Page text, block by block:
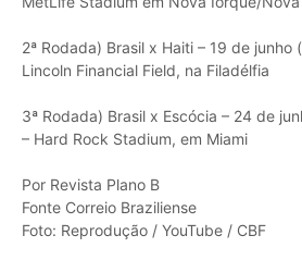
2ª Rodada) Brasil x Haiti – 19 de
Lincoln Financial Field, na Filadélfia
3ª Rodada) Brasil x Escócia – 24 de
– Hard Rock Stadium, em Miami
Por Revista Plano B
Fonte Correio Braziliense
Foto: Reprodução / YouTube / CBF